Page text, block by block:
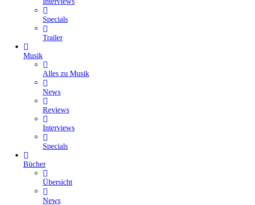
Specials
Trailer
Musik
Alles zu Musik
News
Reviews
Interviews
Specials
Bücher
Übersicht
News